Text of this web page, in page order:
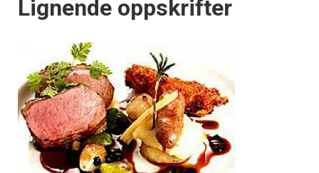
Lignende oppskrifter